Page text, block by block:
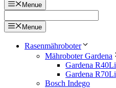
Menue
Menue
Rasenmähroboter
Mähroboter Gardena
Gardena R40Li
Gardena R70Li
Bosch Indego